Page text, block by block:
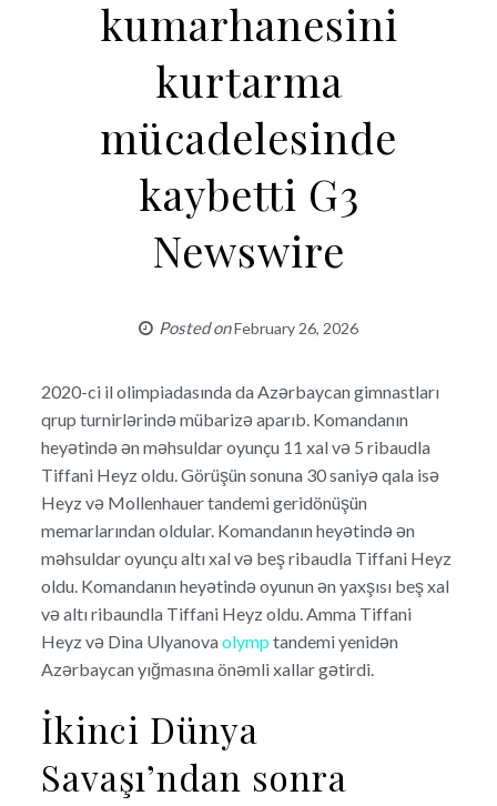
kumarhanesini
kurtarma
mücadelesinde
kaybetti G3
Newswire
Posted onFebruary 26, 2026
2020-ci il olimpiadasında da Azərbaycan gimnastları
qrup turnirlərində mübarizə aparıb. Komandanın
heyətində ən məhsuldar oyunçu 11 xal və 5 ribaudla
Tiffani Heyz oldu. Görüşün sonuna 30 saniyə qala isə
Heyz və Mollenhauer tandemi geridönüşün
memarlarından oldular. Komandanın heyətində ən
məhsuldar oyunçu altı xal və beş ribaudla Tiffani Heyz
oldu. Komandanın heyətində oyunun ən yaxşısı beş xal
və altı ribaundla Tiffani Heyz oldu. Amma Tiffani
Heyz və Dina Ulyanovaolymp tandemi yenidən
Azərbaycan yığmasına önəmli xallar gətirdi.
İkinci Dünya
Savaşı’ndan sonra